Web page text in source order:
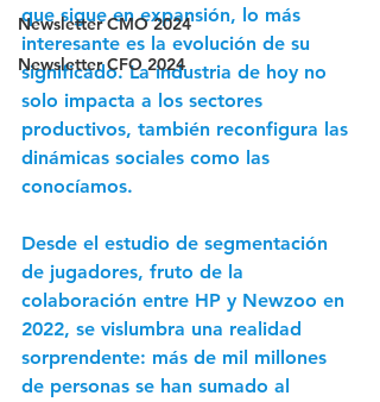
Newsletter CMO 2024
Newsletter CFO 2024
que sigue en expansión, lo más
interesante es la evolución de su
significado. La industria de hoy no
solo impacta a los sectores
productivos, también reconfigura las
dinámicas sociales como las
conocíamos.
Desde el estudio de segmentación
de jugadores, fruto de la
colaboración entre HP y Newzoo en
2022, se vislumbra una realidad
sorprendente: más de mil millones
de personas se han sumado al